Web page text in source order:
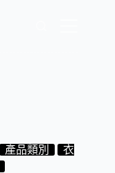
產品類別
衣